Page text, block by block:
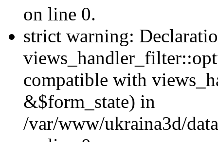
on line 0.
strict warning:
compatible with
&$form_state) in
/var/www/ukraina3d/